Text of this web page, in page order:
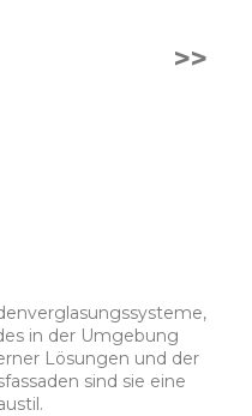
>>
in der Umgebung
Lösungen und der
sind sie eine